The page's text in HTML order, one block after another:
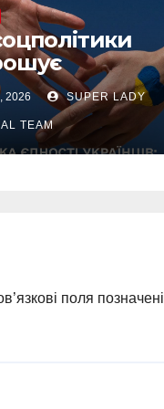
до
2026 SUPER LADY
TEAM
поля позначені